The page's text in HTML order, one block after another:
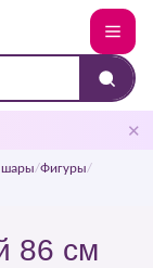
✕
шары/Фигуры/
86 см